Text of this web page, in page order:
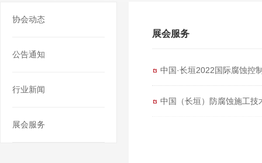
协会动态
公告通知
行业新闻
展会服务
展会服务
中国·长垣2022国际腐蚀控
中国（长垣）防腐蚀施工